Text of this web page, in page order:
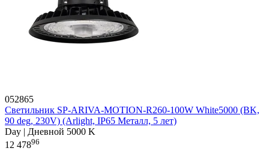
052865
Светильник SP-ARIVA-MOTION-R260-100W White5000 (BK,
90 deg, 230V) (Arlight, IP65 Металл, 5 лет)
Day | Дневной 5000 K
12 47896